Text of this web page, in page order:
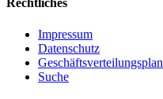
Rechtliches
Impressum
Datenschutz
Geschäftsverteilungsplan
Suche